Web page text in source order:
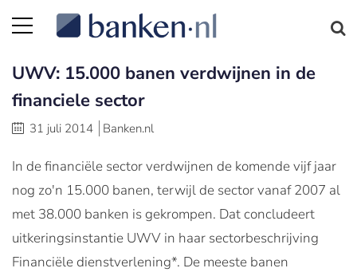
UWV: 15.000 banen verdwijnen in de
financiele sector
31 juli 2014 Banken.nl
In de financiële sector verdwijnen de komende vijf jaar
nog zo'n 15.000 banen, terwijl de sector vanaf 2007 al
met 38.000 banken is gekrompen. Dat concludeert
uitkeringsinstantie UWV in haar sectorbeschrijving
Financiële dienstverlening*. De meeste banen